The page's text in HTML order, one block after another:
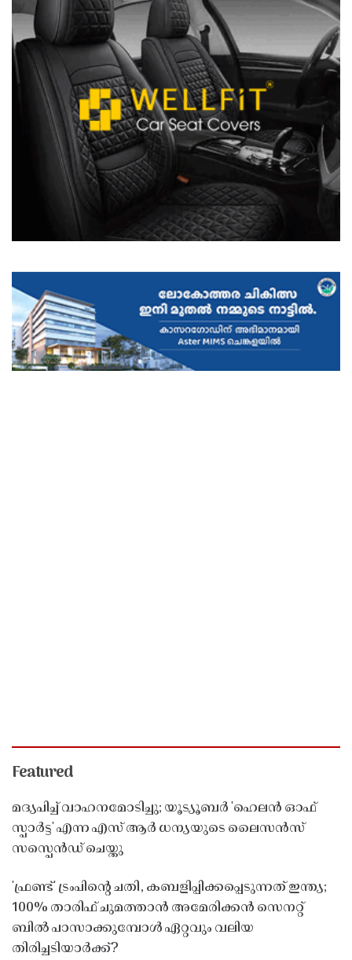
Featured
മദ്യപിച്ച് വാഹനമോടിച്ചു; യൂട്യൂബർ 'ഹെലൻ ഓഫ്
സ്പാർട്ട' എന്ന എസ് ആർ ധന്യയുടെ ലൈസൻസ്
സസ്പെൻഡ് ചെയ്തു ​​​​​​​
'ഫ്രണ്ട്' ട്രംപിന്റെ ചതി, കബളിപ്പിക്കപ്പെടുന്നത് ഇന്ത്യ;
100% താരിഫ് ചുമത്താൻ അമേരിക്കൻ സെനറ്റ്
ബിൽ പാസാക്കുമ്പോൾ ഏറ്റവും വലിയ
തിരിച്ചടിയാർക്ക്?